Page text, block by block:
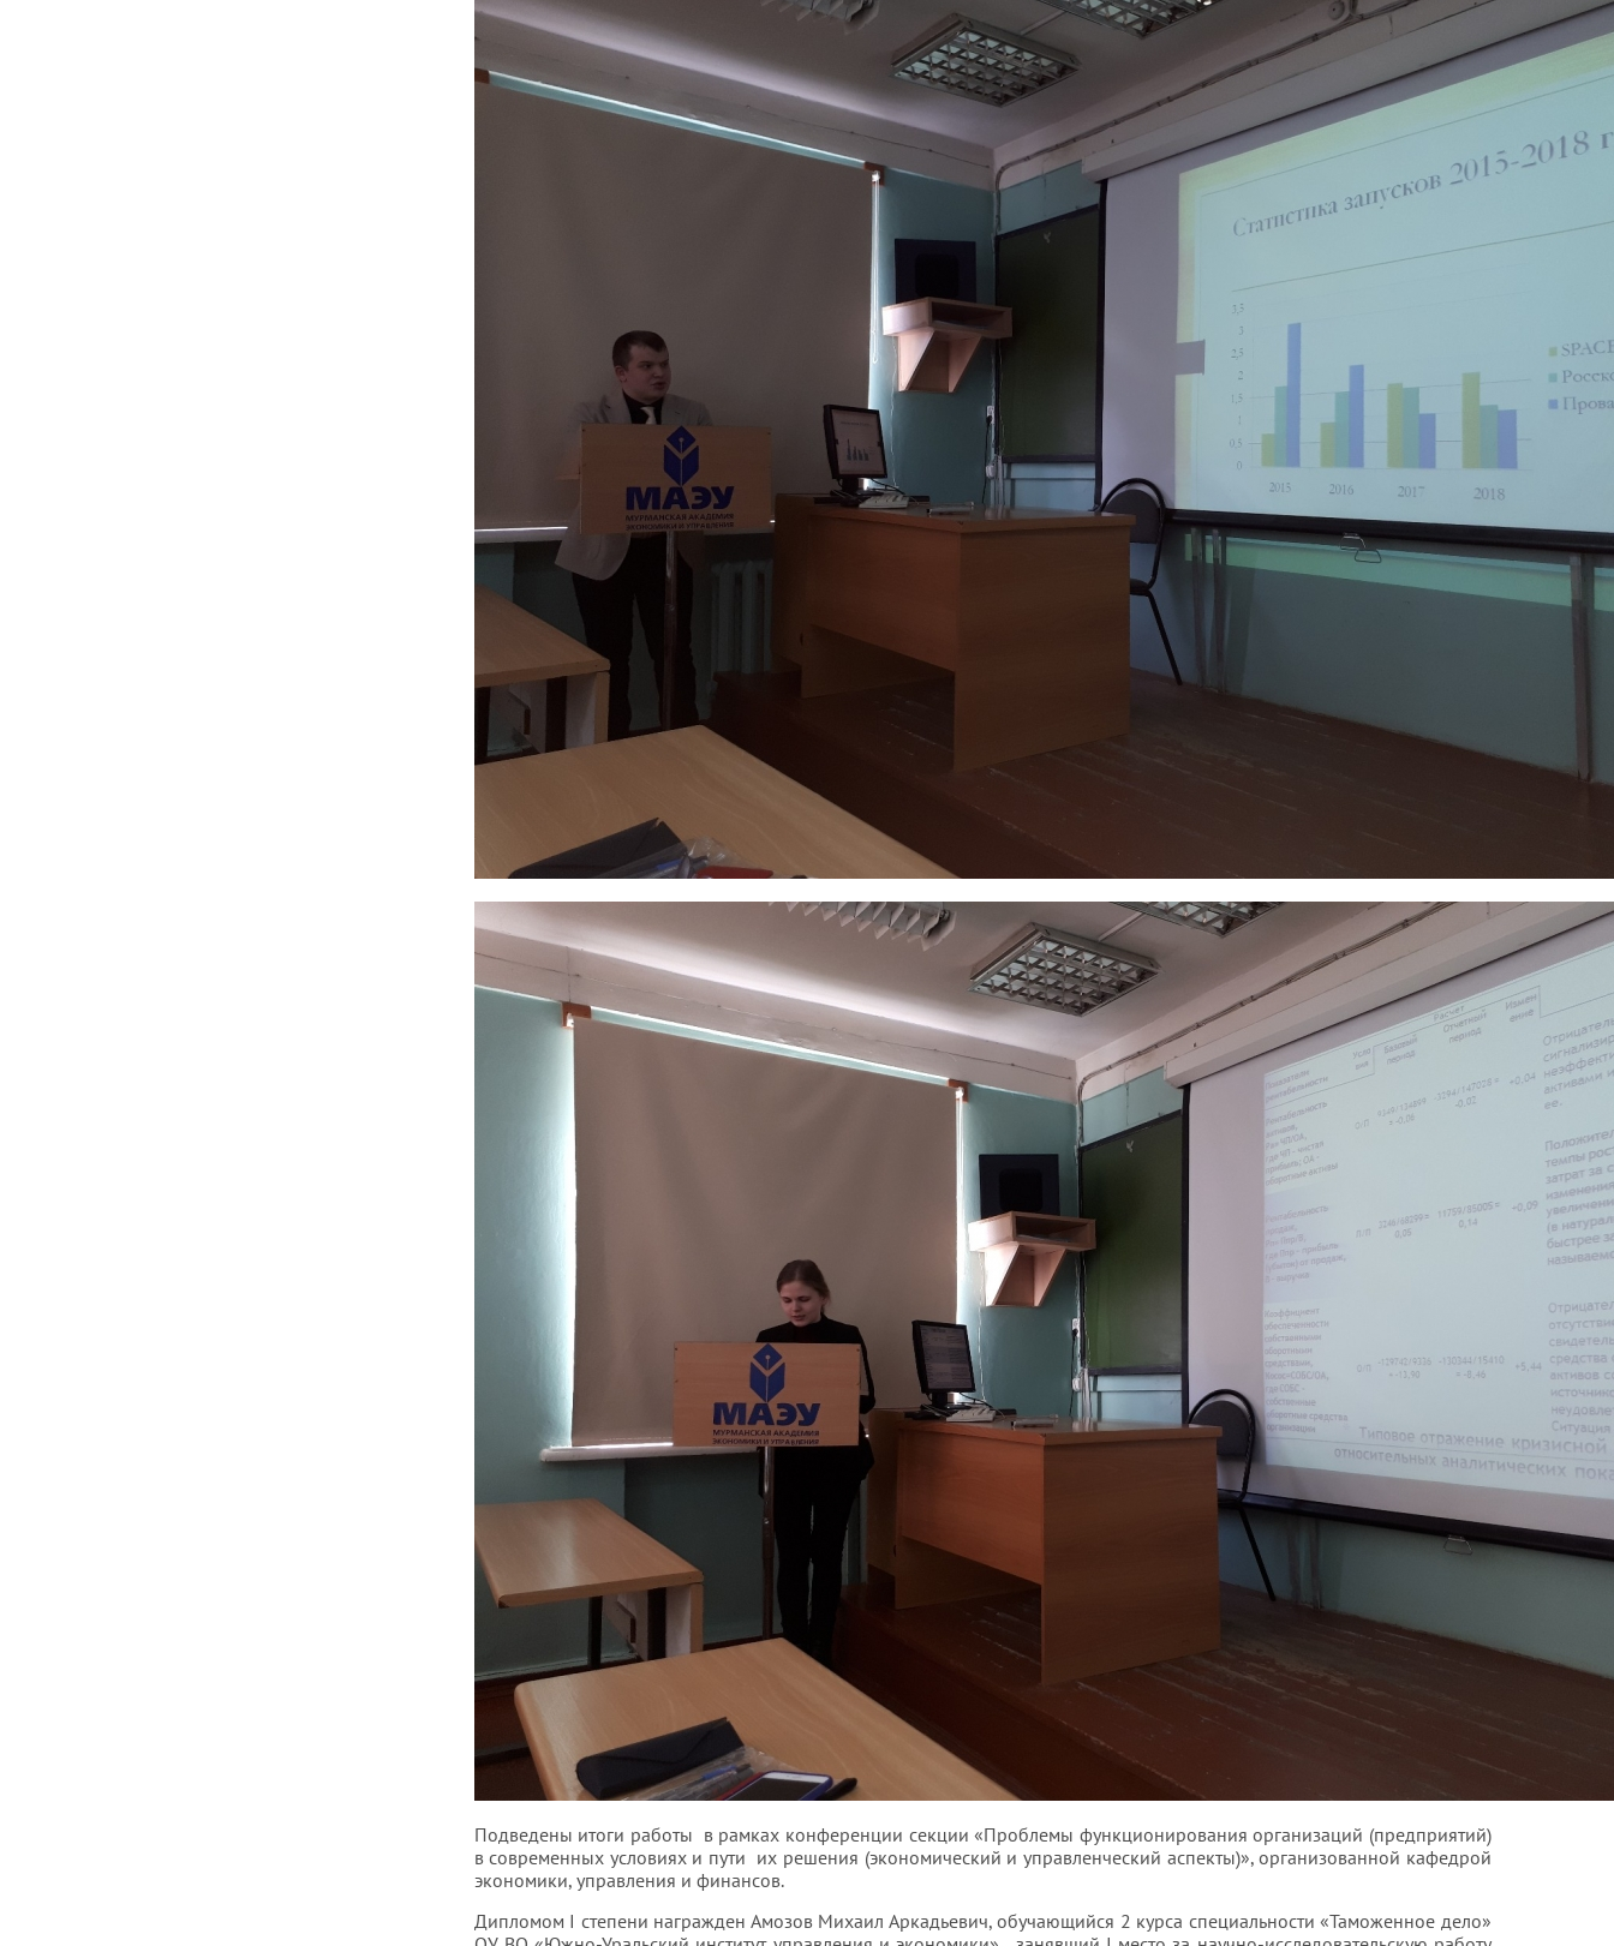
Подведены итоги работы в рамках конференции секции «Проблемы функционирования организаций (предприятий)
в современных условиях и пути их решения (экономический и управленческий аспекты)», организованной кафедрой
экономики, управления и финансов.
Дипломом I степени награжден Амозов Михаил Аркадьевич, обучающийся 2 курса специальности «Таможенное дело»